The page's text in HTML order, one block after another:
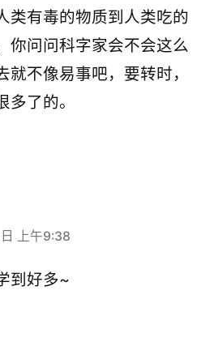
类有毒的物质到人类吃的
你问问科字家会不会这么
就不像易事吧，要转时，
了的。
上午9:38
到好多~